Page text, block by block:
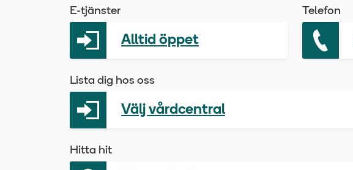
E-tjänster
Alltid öppet
Telefon
Lista dig hos oss
Välj vårdcentral
Hitta hit